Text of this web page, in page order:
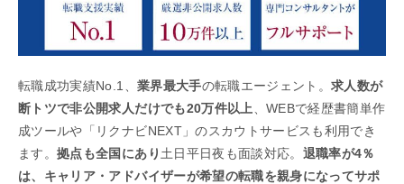
転職成功実績No.1、 業界最大手の転職エージェント。求人数が
断トツで非公開求人だけでも20万件以上
、WEBで経歴書簡単作
成ツールや「リクナビNEXT」のスカウトサービスも利用でき
ます。拠点も全国にあり 土日平日夜も面談対応。 退職率が4％
は、キャリア・アドバイザーが希望の転職を親身になってサポ